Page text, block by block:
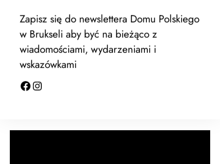
00:00
Podcasty Tomasza Wybranowskiego, który w tej
Zapisz się do newslettera Domu Polskiego
w Brukseli aby być na bieżąco z
wiadomościami, wydarzeniami i
wskazówkami